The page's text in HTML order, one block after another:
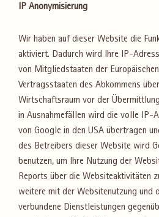
IP Anonymisierung
Wir haben auf dieser Website die
aktiviert. Dadurch wird Ihre IP-
von Mitgliedstaaten der
Vertragsstaaten des Abkommens
Wirtschaftsraum vor der
in Ausnahmefällen wird die volle IP-
von Google in den USA übertragen
des Betreibers dieser Website wird
benutzen, um Ihre Nutzung der
Reports über die Websiteaktivitäten
weitere mit der Websitenutzung und
verbundene Dienstleistungen